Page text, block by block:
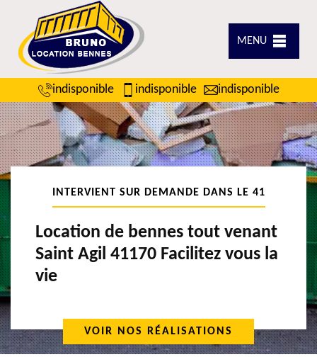
MENU
indisponible indisponible indisponible
INTERVIENT SUR DEMANDE DANS LE 41
Location de bennes tout venant
Saint Agil 41170 Facilitez vous la
vie
VOIR NOS RÉALISATIONS